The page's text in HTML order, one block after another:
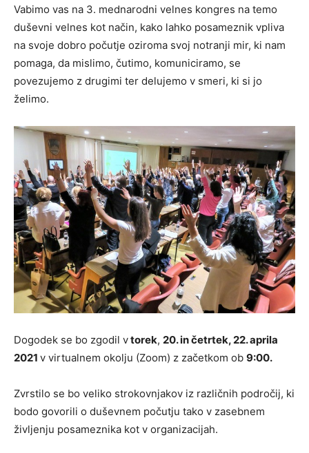
Vabimo vas na 3. mednarodni velnes kongres na temo
duševni velnes kot način, kako lahko posameznik vpliva
na svoje dobro počutje oziroma svoj notranji mir, ki nam
pomaga, da mislimo, čutimo, komuniciramo, se
povezujemo z drugimi ter delujemo v smeri, ki si jo
želimo.
Dogodek se bo zgodil vtorek, 20. in četrtek, 22. aprila
2021 v virtualnem okolju (Zoom) z začetkom ob 9:00.
Zvrstilo se bo veliko strokovnjakov iz različnih področij, ki
bodo govorili o duševnem počutju tako v zasebnem
življenju posameznika kot v organizacijah.